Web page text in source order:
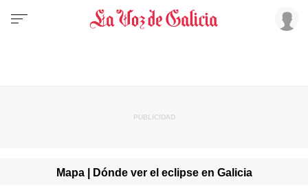
Mapa | Dónde ver el eclipse en Galicia